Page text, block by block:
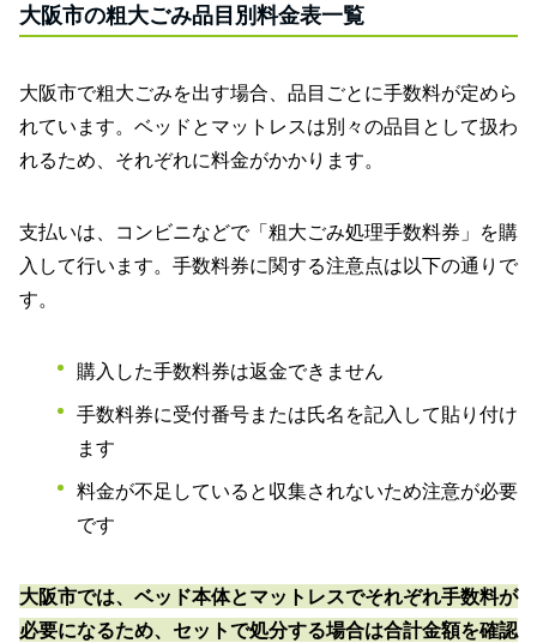
大阪市の粗大ごみ品目別料金表一覧
大阪市で粗大ごみを出す場合、品目ごとに手数料が定めら
れています。ベッドとマットレスは別々の品目として扱わ
れるため、それぞれに料金がかかります。
支払いは、コンビニなどで「粗大ごみ処理手数料券」を購
入して行います。手数料券に関する注意点は以下の通りで
す。
購入した手数料券は返金できません
手数料券に受付番号または氏名を記入して貼り付け
ます
料金が不足していると収集されないため注意が必要
です
大阪市では、ベッド本体とマットレスでそれぞれ手数料が
必要になるため、セットで処分する場合は合計金額を確認